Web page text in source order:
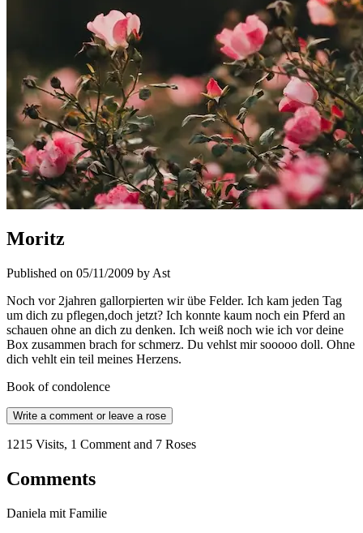
Moritz
Published on 05/11/2009 by Ast
Noch vor 2jahren gallorpierten wir übe Felder. Ich kam jeden Tag
um dich zu pflegen,doch jetzt? Ich konnte kaum noch ein Pferd an
schauen ohne an dich zu denken. Ich weiß noch wie ich vor deine
Box zusammen brach for schmerz. Du vehlst mir sooooo doll. Ohne
dich vehlt ein teil meines Herzens.
Book of condolence
Write a comment or leave a rose
1215 Visits, 1 Comment and 7 Roses
Comments
Daniela mit Familie